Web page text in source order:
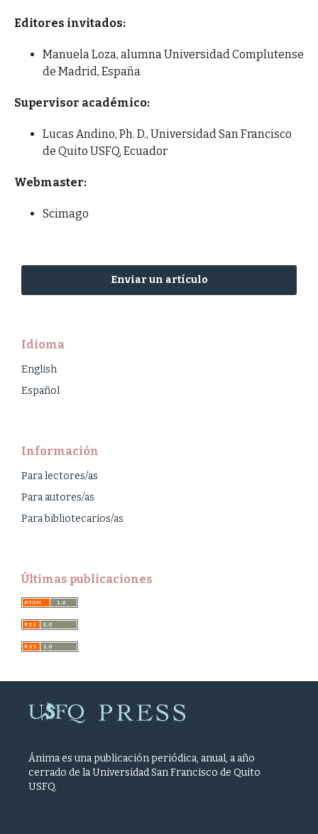
Editores invitados:
Manuela Loza, alumna Universidad Complutense
de Madrid, España
Supervisor académico:
Lucas Andino, Ph. D., Universidad San Francisco
de Quito USFQ, Ecuador
Webmaster:
Scimago
Enviar un artículo
Idioma
English
Español
Información
Para lectores/as
Para autores/as
Para bibliotecarios/as
Últimas publicaciones
Ánima es una publicación periódica, anual, a año
cerrado de la Universidad San Francisco de Quito
USFQ.